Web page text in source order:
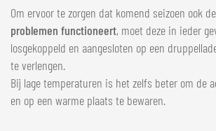
Om ervoor te zorgen dat komend seizoen ook
problemen functioneert, moet deze in ieder
losgekoppeld en aangesloten op een
te verlengen.
Bij lage temperaturen is het zelfs beter om de
en op een warme plaats te bewaren.